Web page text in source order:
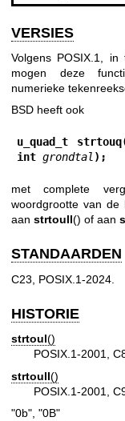
VERSIES
Volgens POSIX.1, in
mogen deze
numerieke
BSD heeft ook
u_quad_t
int grondtal);
met complete
woordgrootte van de
aan strtoull() of aan
STANDAARDEN
C23, POSIX.1-2024.
HISTORIE
strtoul()
POSIX.1-2001,
strtoull()
POSIX.1-2001,
"0b", "0B"